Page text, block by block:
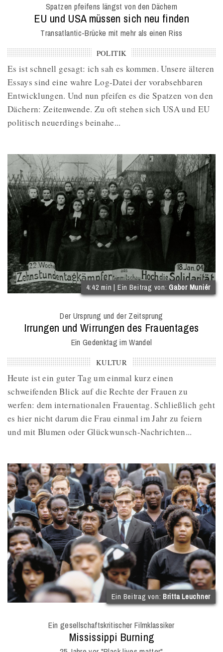
Spatzen pfeifens längst von den Dächern
:
EU und USA müssen sich neu finden
Transatlantic-Brücke mit mehr als einen Riss
POLITIK
Es ist schnell gesagt: ich sah es kommen. Unsere älteren
Essays sind eine wahre Log-Datei der vorabsehbaren
Entwicklungen. Und nun pfeifen es die Spatzen von den
Dächern: Zeitenwende. Zu oft stehen sich USA und EU
politisch neuerdings beinahe...
4:42 min | Ein Beitrag von:Gabor Muniér
Der Ursprung und der Zeitsprung
:
Irrungen und Wirrungen des Frauentages
Ein Gedenktag im Wandel
KULTUR
Heute ist ein guter Tag um einmal kurz einen
schweifenden Blick auf die Rechte der Frauen zu
werfen: dem internationalen Frauentag. Schließlich geht
es hier nicht darum die Frau einmal im Jahr zu feiern
und mit Blumen oder Glückwunsch-Nachrichten...
Ein Beitrag von:Britta Leuchner
Ein gesellschaftskritischer Filmklassiker
:
Mississippi Burning